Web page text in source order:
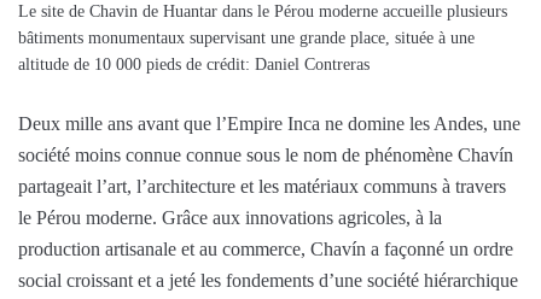
Le site de Chavin de Huantar dans le Pérou moderne accueille plusieurs
bâtiments monumentaux supervisant une grande place, située à une
altitude de 10 000 pieds de crédit: Daniel Contreras
Deux mille ans avant que l’Empire Inca ne domine les Andes, une
société moins connue connue sous le nom de phénomène Chavín
partageait l’art, l’architecture et les matériaux communs à travers
le Pérou moderne. Grâce aux innovations agricoles, à la
production artisanale et au commerce, Chavín a façonné un ordre
social croissant et a jeté les fondements d’une société hiérarchique